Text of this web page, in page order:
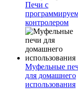
Печи с
контролером
Муфельные
для домашнего
использования